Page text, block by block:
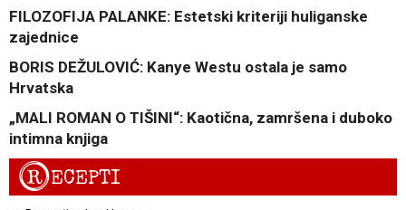
FILOZOFIJA PALANKE: Estetski kriteriji huliganske
zajednice
BORIS DEŽULOVIĆ: Kanye Westu ostala je samo
Hrvatska
„MALI ROMAN O TIŠINI“: Kaotična, zamršena i duboko
intimna knjiga
RECEPTI